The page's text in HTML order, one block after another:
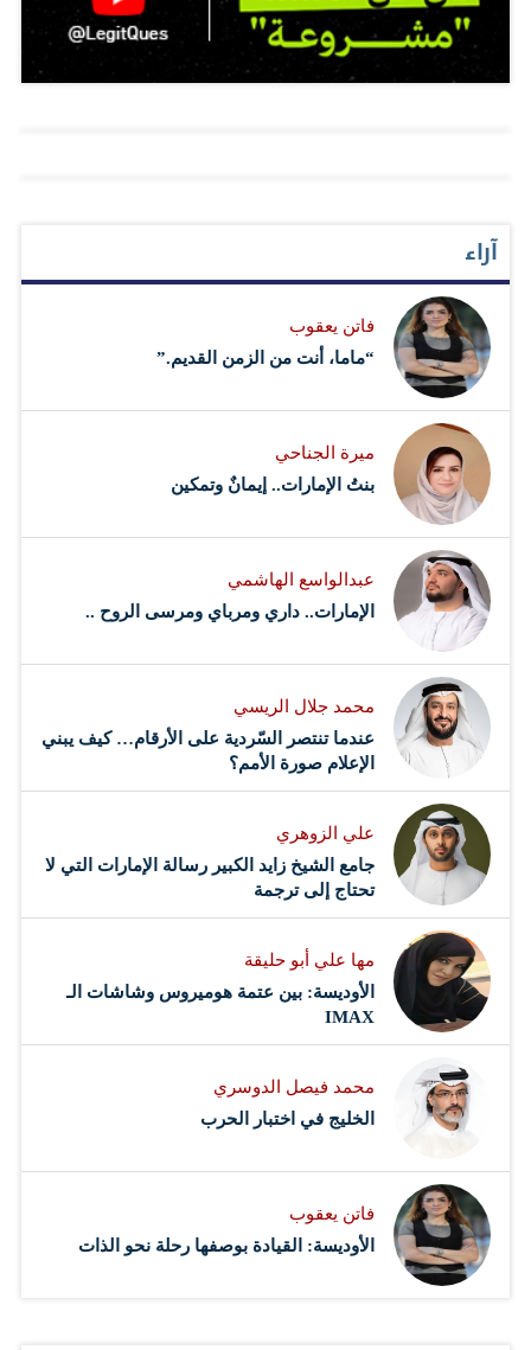
توصلت بعد هذه الهستيريا إلى أن النقاط والأسنان
والبلدوزرات والكبير لا يجتمعون إلا على الفعل «شّبَكَ». فهمت
أن التشبيك يكبر أخته الشبوك «سناً» وهو يتمتع بالوصاية عليها
المسافات الطويلة، فيما أخته تأتي فقط عند مراسم التتويج.
هيئة مكافحة الفساد برأسها لم تتمكن من التفريق بين الشبوك
والتشبيك، وما أفعله في هذه المساحة ليس إلا اجتهاداً شخصياً
للوصول وإياهم لتعريفين دقيقين، وتصحيح لما توصلت إليه
في…
آراء
فاتن يعقوب
“ماما، أنت من الزمن القديم.”
ميرة الجناحي
بنتُ الإمارات.. إيمانٌ وتمكين
عبدالواسع الهاشمي
الإمارات.. داري ومرباي ومرسى الروح ..
محمد جلال الريسي
عندما تنتصر السّردية على الأرقام… كيف يبني
الإعلام صورة الأمم؟
علي الزوهري
جامع الشيخ زايد الكبير رسالة الإمارات التي لا
تحتاج إلى ترجمة
مها علي أبو حليقة
الأوديسة: بين عتمة هوميروس وشاشات الـ
IMAX
محمد فيصل الدوسري ​
‏الخليج في اختبار الحرب
فاتن يعقوب
الأوديسة: القيادة بوصفها رحلة نحو الذات